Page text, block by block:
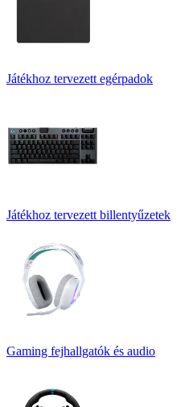
Játékhoz tervezett egérpadok
Játékhoz tervezett billentyűzetek
Gaming fejhallgatók és audio